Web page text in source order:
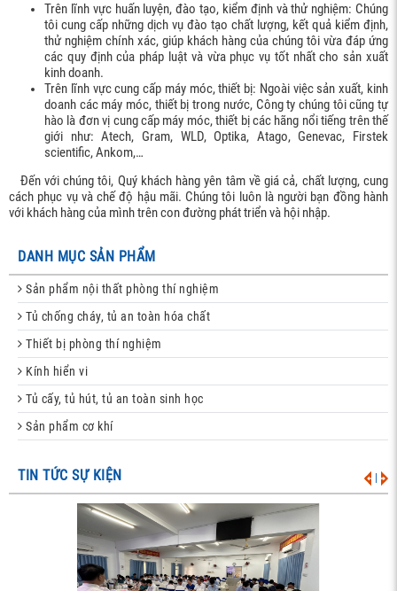
Trên lĩnh vực huấn luyện, đào tạo, kiểm định và thử nghiệm: Chúng
tôi cung cấp những dịch vụ đào tạo chất lượng, kết quả kiểm định,
thử nghiệm chính xác, giúp khách hàng của chúng tôi vừa đáp ứng
các quy định của pháp luật và vừa phục vụ tốt nhất cho sản xuất
kinh doanh.
Trên lĩnh vực cung cấp máy móc, thiết bị: Ngoài việc sản xuất, kinh
doanh các máy móc, thiết bị trong nước, Công ty chúng tôi cũng tự
hào là đơn vị cung cấp máy móc, thiết bị các hãng nổi tiếng trên thế
giới như: Atech, Gram, WLD, Optika, Atago, Genevac, Firstek
scientific, Ankom,…
Đến với chúng tôi, Quý khách hàng yên tâm về giá cả, chất lượng, cung
cách phục vụ và chế độ hậu mãi. Chúng tôi luôn là người bạn đồng hành
với khách hàng của mình trên con đường phát triển và hội nhập.
DANH MỤC SẢN PHẨM
Sản phẩm nội thất phòng thí nghiệm
Tủ chống cháy, tủ an toàn hóa chất
Thiết bị phòng thí nghiệm
Kính hiển vi
Tủ cấy, tủ hút, tủ an toàn sinh học
Sản phẩm cơ khí
TIN TỨC SỰ KIỆN